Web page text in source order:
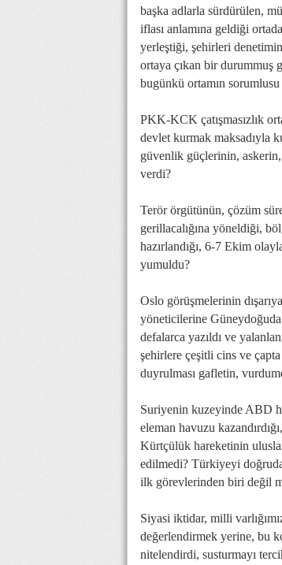
başka adlarla sürdürülen,
iflası anlamına geldiği
yerleştiği, şehirleri
ortaya çıkan bir durummuş
bugünkü ortamın
PKK-KCK çatışmasızlık
devlet kurmak maksadıyla
güvenlik güçlerinin, askerin,
verdi?
Terör örgütünün, çözüm
gerillacalığına yöneldiği,
hazırlandığı, 6-7 Ekim
yumuldu?
Oslo görüşmelerinin
yöneticilerine
defalarca yazıldı ve
şehirlere çeşitli cins ve
duyrulması gafletin,
Suriyenin kuzeyinde ABD
eleman havuzu
Kürtçülük hareketinin
edilmedi? Türkiyeyi
ilk görevlerinden biri değil
Siyasi iktidar, milli
değerlendirmek yerine, bu
nitelendirdi, susturmayı